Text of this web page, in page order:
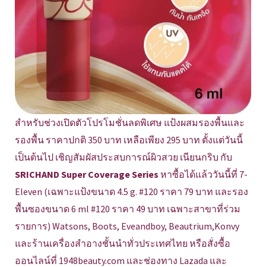
สำหรับช่วงเปิดตัวโปรโมชั่นลดพิเศษ แป้งผสมรองพื้นและ
รองพื้น ราคาปกติ 350 บาท เหลือเพียง 295 บาท ตั้งแต่วันนี้
เป็นต้นไป เชิญสัมผัสประสบการณ์ผิวสวย เนียนกริบ กับ
SRICHAND Super Coverage Series หาซื้อได้แล้ววันนี้ที่ 7-
Eleven (เฉพาะแป้งขนาด 4.5 g. #120 ราคา 79 บาท และรอง
พื้นซองขนาด 6 ml #120 ราคา 49 บาท เฉพาะสาขาที่ร่วม
รายการ) Watsons, Boots, Eveandboy, Beautrium,Konvy
และร้านเครื่องสำอางชั้นนำทั่วประเทศไทย หรือสั่งซื้อ
ออนไลน์ที่ 1948beauty.com และช่องทาง Lazada และ